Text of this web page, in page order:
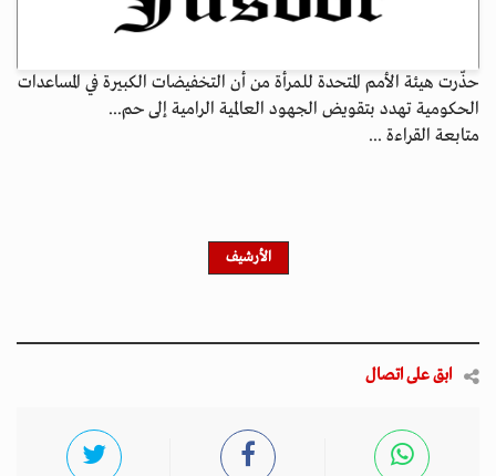
حذّرت هيئة الأمم المتحدة للمرأة من أن التخفيضات الكبيرة في المساعدات
الحكومية تهدد بتقويض الجهود العالمية الرامية إلى حم...
متابعة القراءة ...
الأرشيف
ابق على اتصال